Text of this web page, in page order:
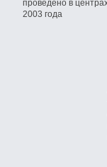
проведено в
2003 года